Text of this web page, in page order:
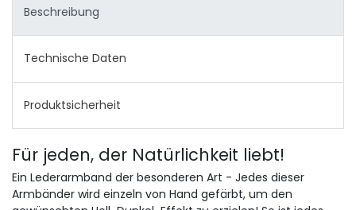
Beschreibung
Technische Daten
Produktsicherheit
Für jeden, der Natürlichkeit liebt!
Ein Lederarmband der besonderen Art - Jedes dieser
Armbänder wird einzeln von Hand gefärbt, um den